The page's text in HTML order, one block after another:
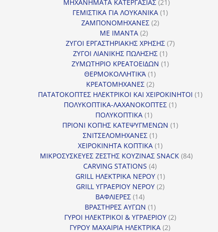
ΜΗΧΑΝΗΜΑΤΑ ΚΑΤΕΡΓΑΣΙΑΣ 21
προϊόντα
ΓΕΜΙΣΤΙΚΑ ΓΙΑ ΛΟΥΚΑΝΙΚΑ 11
ΖΑΜΠΟΝΟΜΗΧΑΝΕΣ 22
ΜΕ ΙΜΑΝΤΑ 22
προϊόντα
ΖΥΓΟΙ ΕΡΓΑΣΤΗΡΙΑΚΗΣ ΧΡΗΣΗΣ 77
ΖΥΓΟΙ ΛΙΑΝΙΚΗΣ ΠΩΛΗΣΗΣ 11
προϊόν
ΖΥΜΩΤΗΡΙΟ ΚΡΕΑΤΟΕΙΔΩΝ 11
ΘΕΡΜΟΚΟΛΛΗΤΙΚΆ 11
προϊόν
ΚΡΕΑΤΟΜΗΧΑΝΕΣ 22
προϊόντα
ΠΑΤΑΤΟΚΟΠΤΕΣ ΗΛΕΚΤΡΙΚΟΙ ΚΑΙ ΧΕΙΡΟΚΙΝΗΤΟΙ 11
ΠΟΛΥΚΟΠΤΙΚΑ-ΛΑΧΑΝΟΚΟΠΤΕΣ 11
ΠΟΛΥΚΟΠΤΙΚΑ 11
προϊόν
ΠΡΙΟΝΙ ΚΟΠΗΣ ΚΑΤΕΨΥΓΜΕΝΩΝ 11
ΣΝΙΤΣΕΛΟΜΗΧΑΝΕΣ 11
προϊόν
ΧΕΙΡΟΚΙΝΗΤΑ ΚΟΠΤΙΚΑ 11
προϊόν
ΜΙΚΡΟΣΥΣΚΕΥΕΣ ΖΕΣΤΗΣ ΚΟΥΖΙΝΑΣ SNACK 8484
CARVING STATIONS 44
προϊόντα
GRILL ΗΛΕΚΤΡΙΚΑ ΝΕΡΟΥ 11
προϊόν
GRILL ΥΓΡΑΕΡΙΟΥ ΝΕΡΟΥ 22
ΒΑΦΛΙΕΡΕΣ 1414
προϊόντα
ΒΡΑΣΤΗΡΕΣ ΑΥΓΩΝ 11
προϊόν
ΓΥΡΟΙ ΗΛΕΚΤΡΙΚΟΙ & ΥΓΡΑΕΡΙΟΥ 22
ΓΥΡΟΥ ΜΑΧΑΙΡΙΑ ΗΛΕΚΤΡΙΚΑ 22